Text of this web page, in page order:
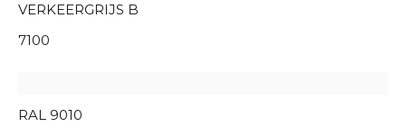
VERKEERGRIJS B
7100
RAL 9010